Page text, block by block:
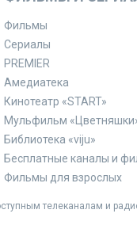
Фильмы
Сериалы
PREMIER
Амедиатека
Кинотеатр «START»
Мульфильм
Библиотека «viju»
Бесплатные каналы и
Фильмы для взрослых
телеканалам и